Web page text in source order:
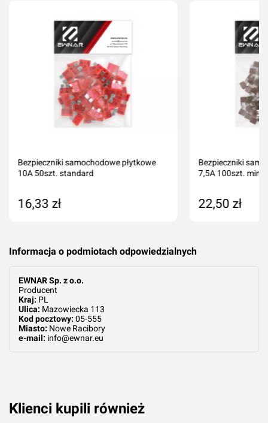
Oceń produkt
Przyznaj ocenę:
Komentarz*
Anuluj
Bezpieczniki samochodowe płytkowe
10A 50szt. standard
16,33 zł
Bezpieczniki
7,5A 100szt. mini
22,50 zł
Informacja o podmiotach odpowiedzialnych
EWNAR Sp. z o.o.
Producent
Kraj: PL
Ulica: Mazowiecka 113
Kod pocztowy: 05-555
Miasto: Nowe Racibory
e-mail: info@ewnar.eu
Klienci kupili również